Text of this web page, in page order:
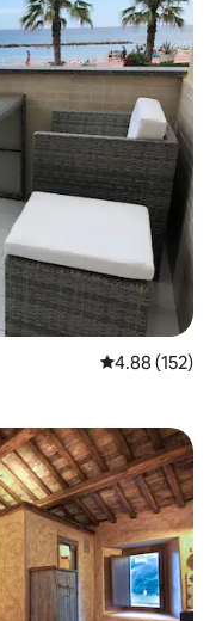
औसत रेटिंग 5 में से
4.88 (152)